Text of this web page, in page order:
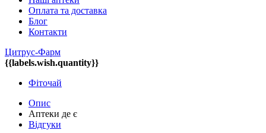
Оплата та доставка
Блог
Контакти
Цитрус-Фарм
{{labels.wish.quantity}}
Фіточай
Опис
Аптеки де є
Відгуки